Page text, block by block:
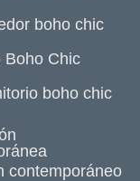
boho chic
Boho Chic
boho chic
contemporáneo